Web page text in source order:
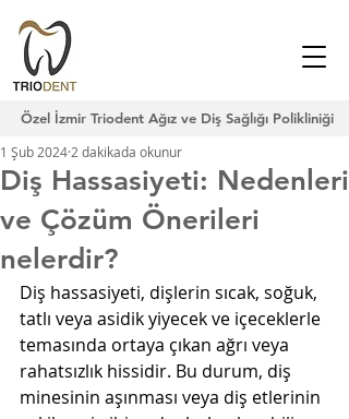
Özel İzmir Triodent Ağız ve Diş Sağlığı Polikliniği
Diş Hassasiyeti: Nedenleri
ve Çözüm Önerileri
nelerdir?
1 Şub 2024 2 dakikada okunur
Diş hassasiyeti, dişlerin sıcak, soğuk,
tatlı veya asidik yiyecek ve içeceklerle
temasında ortaya çıkan ağrı veya
rahatsızlık hissidir. Bu durum, diş
minesinin aşınması veya diş etlerinin